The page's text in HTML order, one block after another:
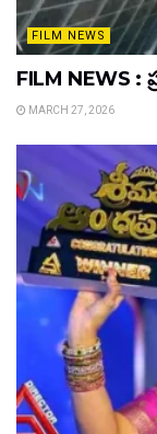
FILM NEWS
FILM NEWS :
MARCH 27, 2026